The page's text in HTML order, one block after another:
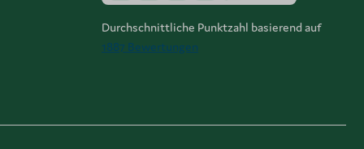
Durchschnittliche Punktzahl basierend auf
1887 Bewertungen